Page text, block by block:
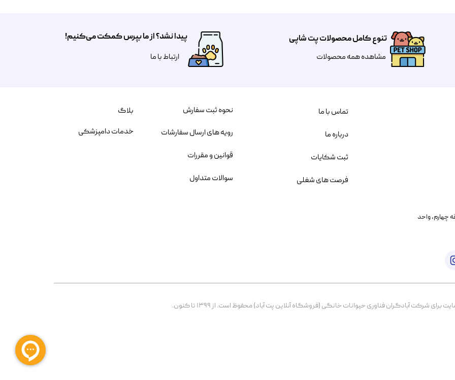
تنوع کامل محصولات پت شاپی
مشاهده همه محصولات
پیدا نشد؟ از ما بپرس کمکت می‌کنیم!
​​​ارتباط با ما
خیابان بنی هاشم پلاک ۲۰۲ ، طبقه چهارم، واحد
شرکت آبادگران فناوری حیوانات خانگی (فروشگاه آنلاین پت آباد) محفوظ است. از ۱۳۹۹ تا کنون.
نحوه ثبت سفارش
رویه های ارسال سفارشات
قوانین و مقررات
سوالات متداول
تماس با ما
درباره ما
ثبت شکایات
فرصت های شغلی
بلاگ
خدمات دامپزشکی